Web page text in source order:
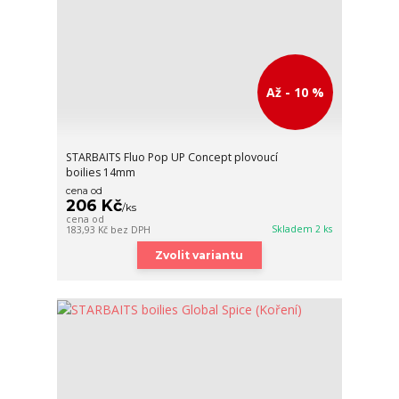
Až - 10 %
STARBAITS Fluo Pop UP Concept plovoucí
boilies 14mm
cena od
206 Kč/ks
cena od
183,93 Kč bez DPH Skladem 2 ks
Zvolit variantu